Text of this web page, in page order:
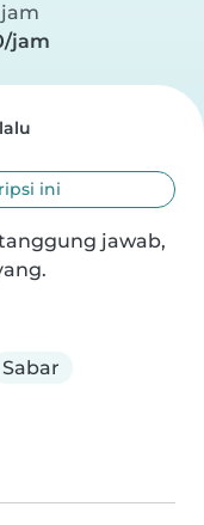
jam
ini
jawab,
Sabar